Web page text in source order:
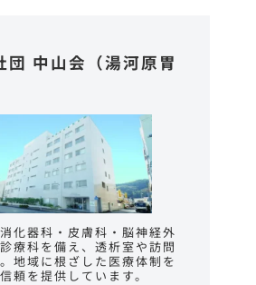
団 中山会（湯河原胃
化器科・皮膚科・脳神経外
療科を備え、透析室や訪問
地域に根ざした医療体制を
頼を提供しています。